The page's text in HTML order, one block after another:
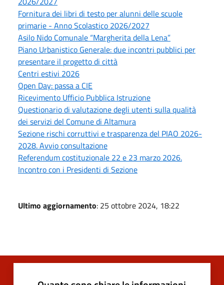
Fornitura dei libri di testo per alunni delle scuole
primarie - Anno Scolastico 2026/2027
Asilo Nido Comunale “Margherita della Lena”
Piano Urbanistico Generale: due incontri pubblici per
presentare il progetto di città
Centri estivi 2026
Open Day: passa a CIE
Ricevimento Ufficio Pubblica Istruzione
Questionario di valutazione degli utenti sulla qualità
dei servizi del Comune di Altamura
Sezione rischi corruttivi e trasparenza del PIAO 2026-
2028. Avvio consultazione
Referendum costituzionale 22 e 23 marzo 2026.
Incontro con i Presidenti di Sezione
Ultimo aggiornamento: 25 ottobre 2024, 18:22